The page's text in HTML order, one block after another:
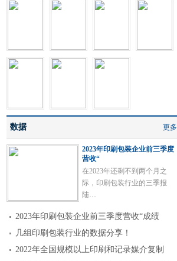
更多
数据
2023年印刷包装企业前三季度
营收“
在2023年还剩不到两个月之
际，印刷包装行业的三季报
陆…
2023年印刷包装企业前三季度营收“成绩
几组印刷包装行业的数据分享！
2022年全国规模以上印刷和记录媒介复制